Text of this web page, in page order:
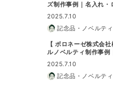
ズ制作事例｜名入れ・
グッズに最適
2025.7.10
記念品・ノベルテ
【 ボロネーゼ株式会
ルノベルティ制作事例
別なノベルティに
2025.7.10
記念品・ノベルテ